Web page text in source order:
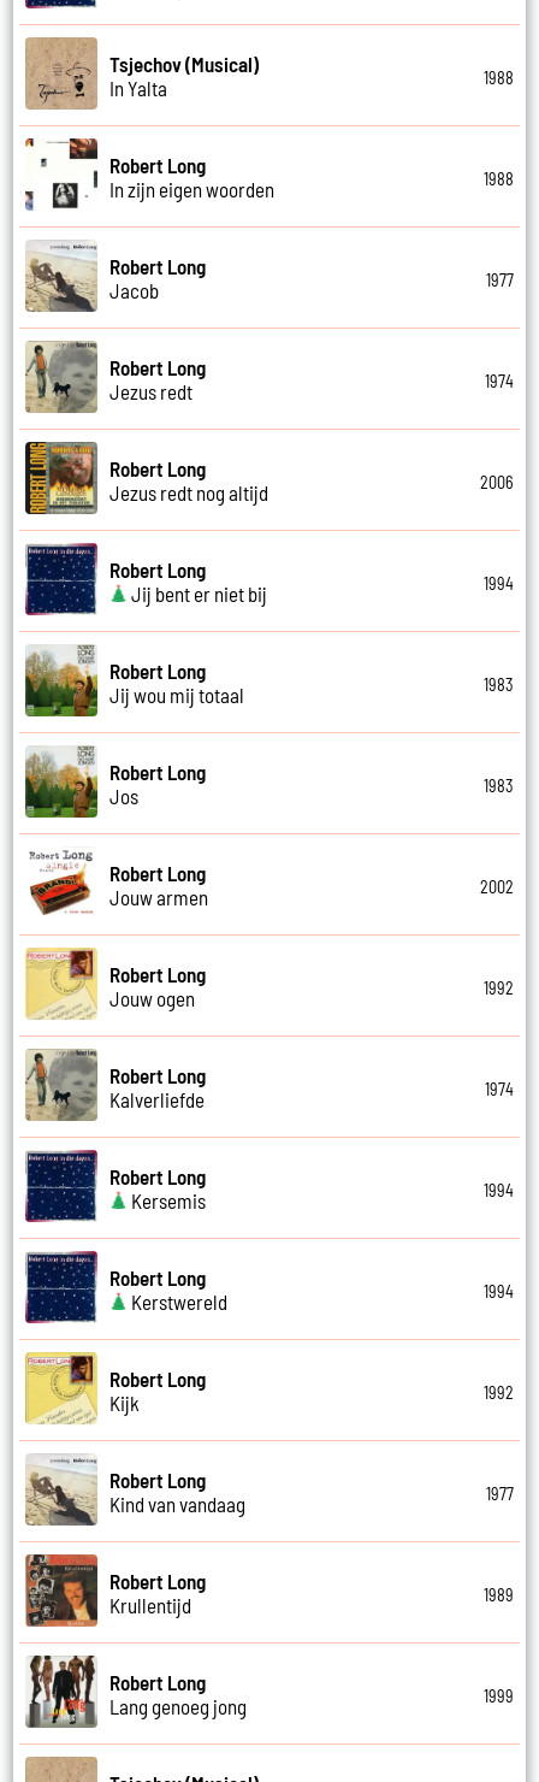
Tsjechov (Musical)
In Yalta
1988
Robert Long
In zijn eigen woorden
1988
Robert Long
Jacob
1977
Robert Long
Jezus redt
1974
Robert Long
Jezus redt nog altijd
2006
Robert Long
Jij bent er niet bij
1994
Robert Long
Jij wou mij totaal
1983
Robert Long
Jos
1983
Robert Long
Jouw armen
2002
Robert Long
Jouw ogen
1992
Robert Long
Kalverliefde
1974
Robert Long
Kersemis
1994
Robert Long
Kerstwereld
1994
Robert Long
Kijk
1992
Robert Long
Kind van vandaag
1977
Robert Long
Krullentijd
1989
Robert Long
Lang genoeg jong
1999